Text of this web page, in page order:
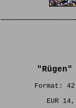
Format:
EUR